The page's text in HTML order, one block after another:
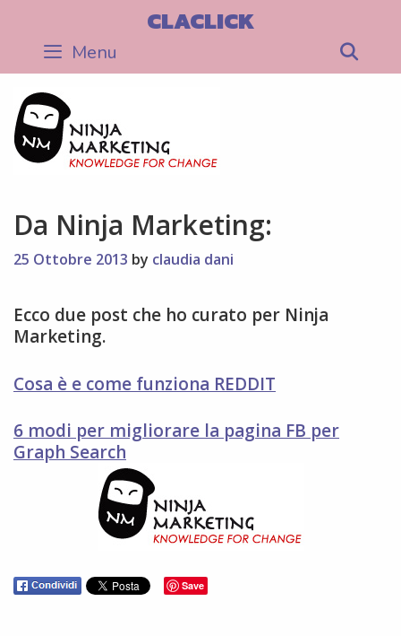
content
CLACLICK
Menu
Da Ninja Marketing:
25 Ottobre 2013 by claudia dani
Ecco due post che ho curato per Ninja
Marketing.
Cosa è e come funziona REDDIT
6 modi per migliorare la pagina FB per
Graph Search
Save